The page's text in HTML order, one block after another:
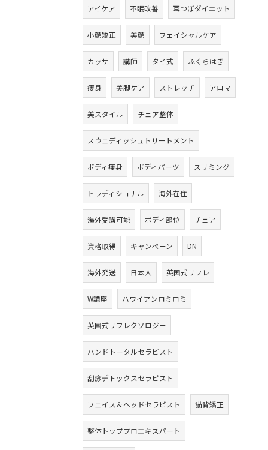
アイケア 不眠改善 耳つぼダイエット
小顔矯正 美顔 フェイシャルケア
カッサ 講師 タイ式 ふくらはぎ
痩身 美脚ケア ストレッチ アロマ
美スタイル チェア整体
スウェディッシュトリートメント
ボディ痩身 ボディパーツ スリミング
トラディショナル 海外在住
海外受講可能 ボディ部位 チェア
資格取得 キャンペーン DN
海外発送 日本人 英国式リフレ
W講座 ハワイアンロミロミ
英国式リフレクソロジー
ハンドトータルセラピスト
刮痧デトックスセラピスト
フェイス＆ヘッドセラピスト 猫背矯正
整体トッププロエキスパート